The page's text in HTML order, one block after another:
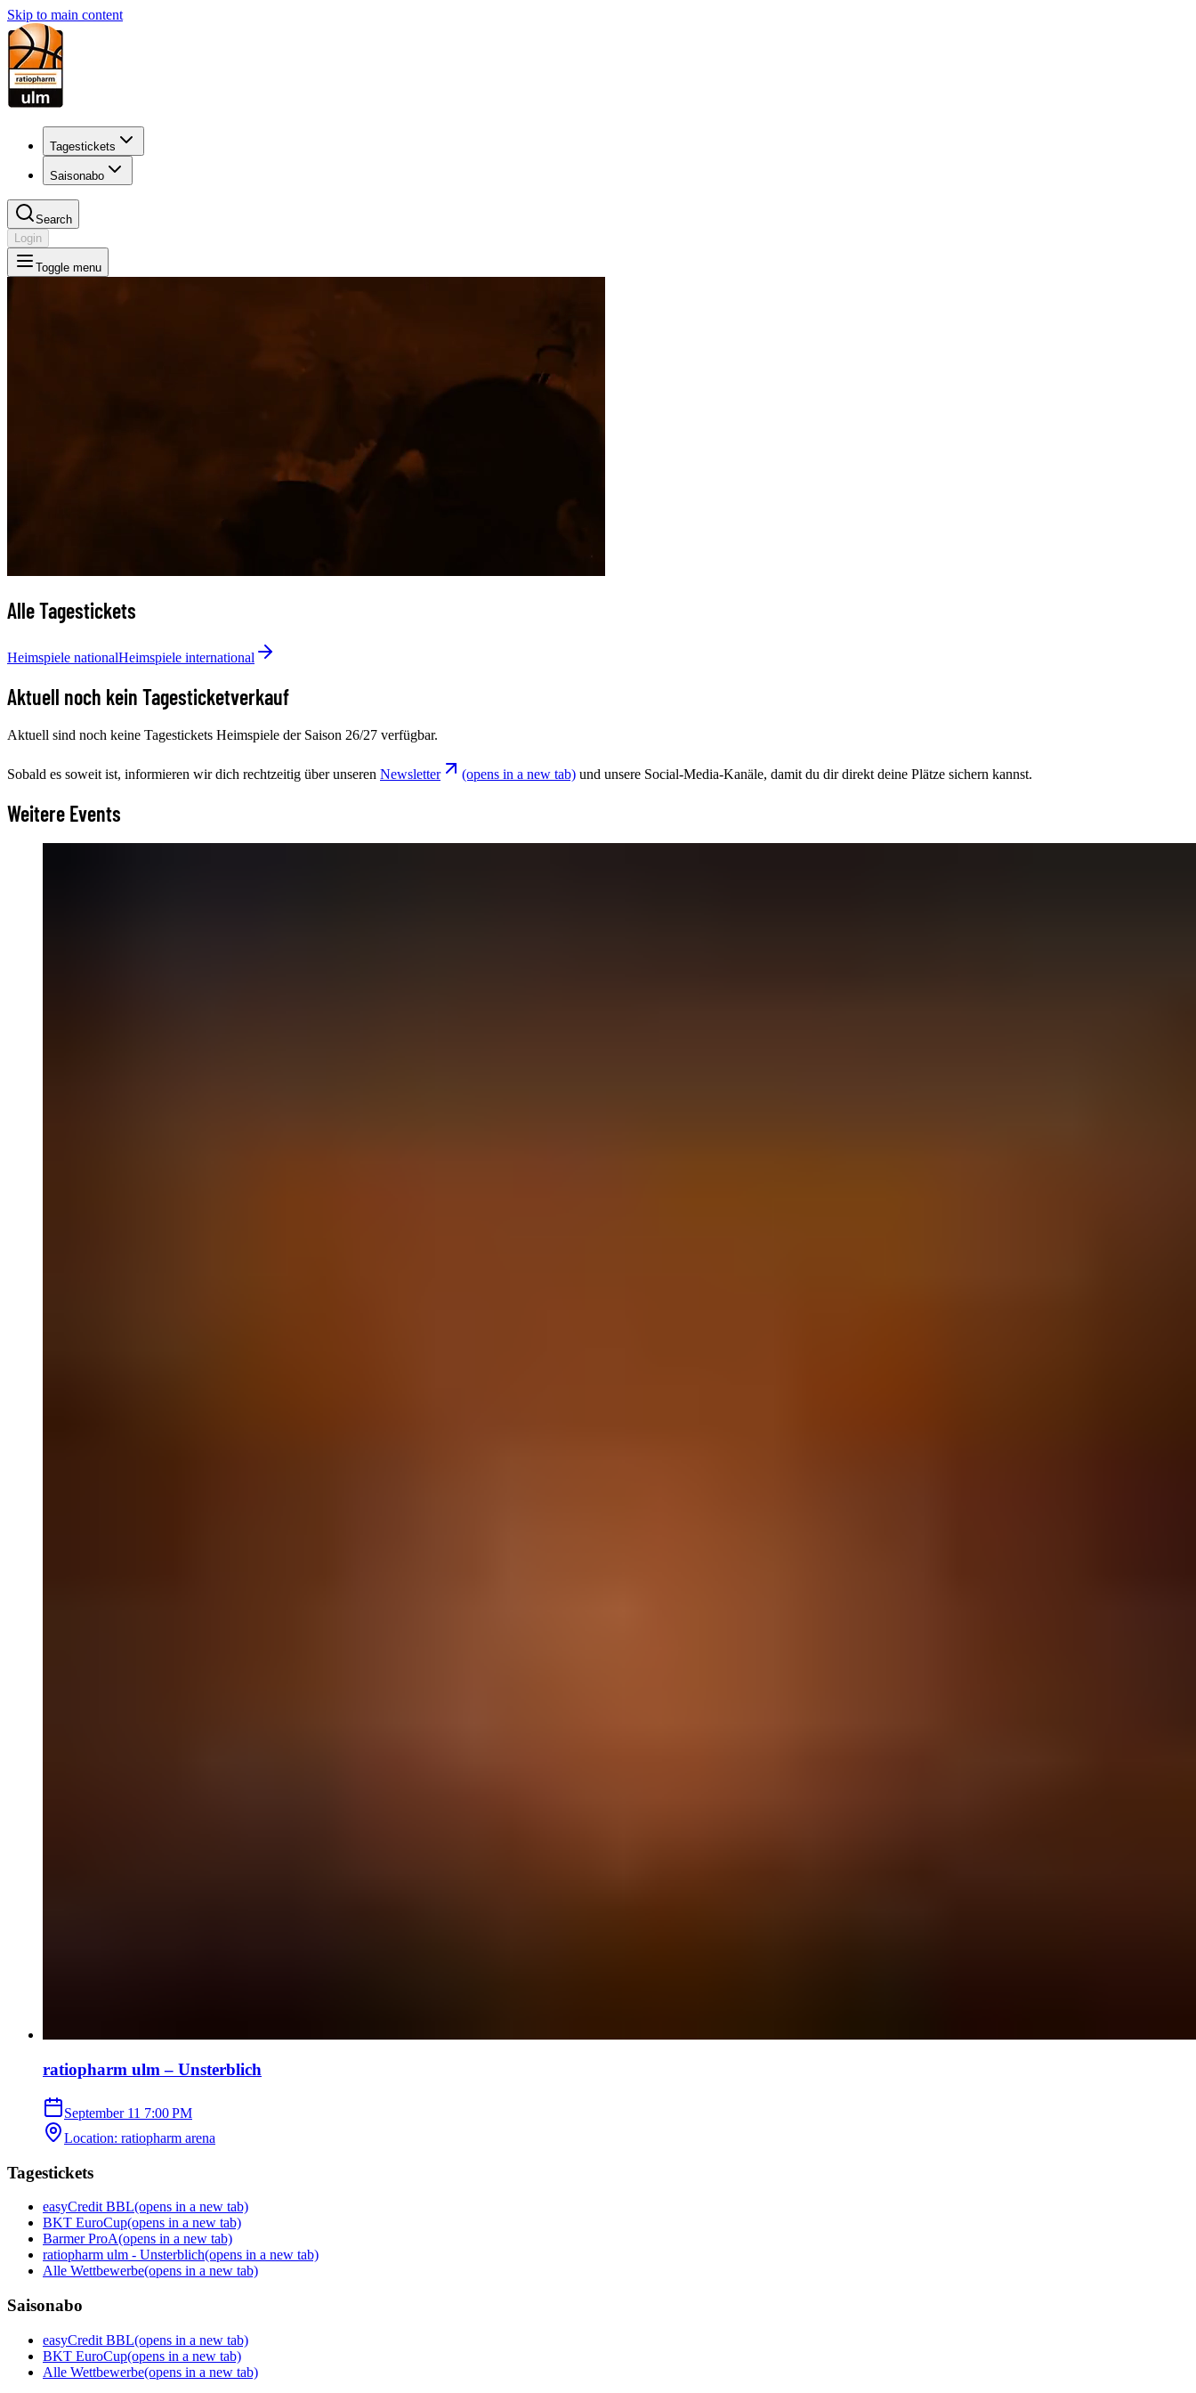
Skip to main content
Tagestickets
Saisonabo
Search
Login
Toggle menu
Alle Tagestickets
Heimspiele nationalHeimspiele international
Aktuell noch kein Tagesticketverkauf
Aktuell sind noch keine Tagestickets Heimspiele der Saison 26/27 verfügbar.
Sobald es soweit ist, informieren wir dich rechtzeitig über unseren Newsletter (opens in a new tab) und unsere Social‑Media‑Kanäle, damit du dir direkt deine Plätze sichern kannst.
Weitere Events
ratiopharm ulm – Unsterblich
September 11 7:00 PM
Location: ratiopharm arena
Tagestickets
easyCredit BBL(opens in a new tab)
BKT EuroCup(opens in a new tab)
Barmer ProA(opens in a new tab)
ratiopharm ulm - Unsterblich(opens in a new tab)
Alle Wettbewerbe(opens in a new tab)
Saisonabo
easyCredit BBL(opens in a new tab)
BKT EuroCup(opens in a new tab)
Alle Wettbewerbe(opens in a new tab)